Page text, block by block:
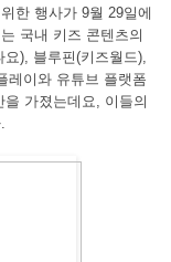
한 행사가 9월 29일에
국내 키즈 콘텐츠의
), 블루핀(키즈월드),
레이와 유튜브 플랫폼
가졌는데요, 이들의